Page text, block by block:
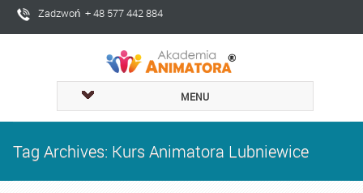
Zadzwoń + 48 577 442 884
MENU
Tag Archives: Kurs Animatora Lubniewice